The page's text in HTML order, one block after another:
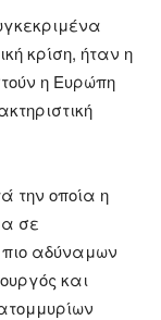
κρίση, ήταν η
η Ευρώπη
την οποία η
σε
πιο αδύναμων
και